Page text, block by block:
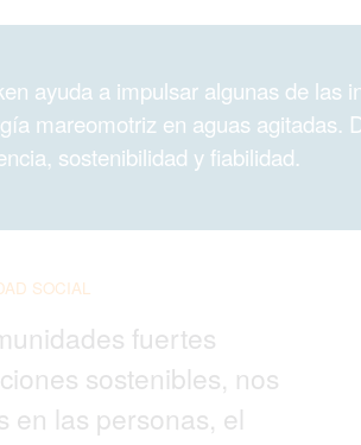
ayuda a impulsar algunas de las
mareomotriz en aguas agitadas.
sostenibilidad y fiabilidad.
SOCIAL
fuertes
sostenibles, nos
en las personas, el